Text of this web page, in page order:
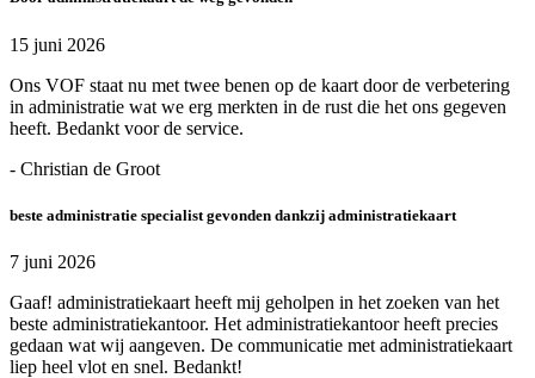
15 juni 2026
Ons VOF staat nu met twee benen op de kaart door de verbetering
in administratie wat we erg merkten in de rust die het ons gegeven
heeft. Bedankt voor de service.
- Christian de Groot
beste administratie specialist gevonden dankzij administratiekaart
7 juni 2026
Gaaf! administratiekaart heeft mij geholpen in het zoeken van het
beste administratiekantoor. Het administratiekantoor heeft precies
gedaan wat wij aangeven. De communicatie met administratiekaart
liep heel vlot en snel. Bedankt!